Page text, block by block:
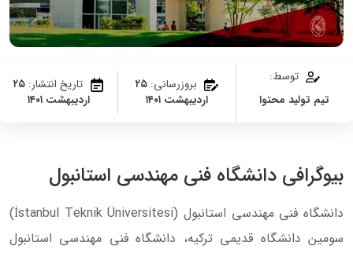
توسط:
تیم تولید محتوا
بروزرسانی: ۲۵
اردیبهشت ۱۴۰۱
تاریخ انتشار: ۲۵
اردیبهشت ۱۴۰۱
بیوگرافی دانشگاه فنی مهندسی استانبول
دانشگاه فنی مهندسی استانبول (İstanbul Teknik Üniversitesi)
سومین دانشگاه قدیمی ترکیه، دانشگاه فنی مهندسی استانبول